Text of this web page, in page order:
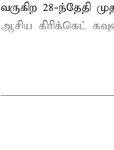
வருகிற 28-ந்தேதி
ஆசிய கிரிக்கெட்